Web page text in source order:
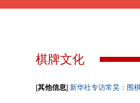
棋牌文化
[其他信息] 新华社专访常昊：围